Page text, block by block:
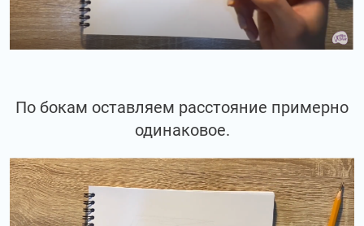
По бокам оставляем расстояние примерно
одинаковое.